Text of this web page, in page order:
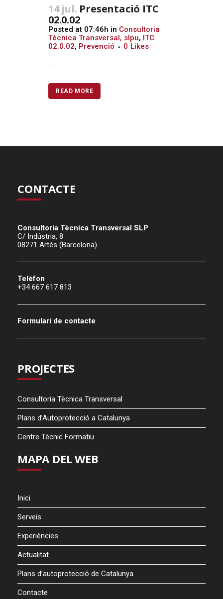
14 jul. Presentació ITC
02.0.02
Posted at 07:46h in Consultoria
Tècnica Transversal, slpu, ITC
02.0.02, Prevenció 0 Likes
...
READ MORE
CONTACTE
Consultoria Tècnica Transversal SLP
C/ Indústria, 8
08271 Artés (Barcelona)
Telèfon
+34 667 617 813
Formulari de contacte
PROJECTES
Consultoria Tècnica Transversal
Plans d’Autoprotecció a Catalunya
Centre Tècnic Formatiu
MAPA DEL WEB
Inici
Serveis
Experiències
Actualitat
Plans d’autoprotecció de Catalunya
Contacte